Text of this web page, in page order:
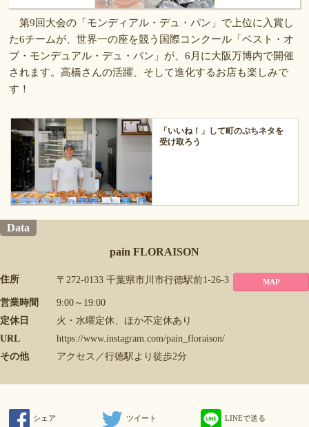
第9回大会の「モンディアル・デュ・パン」で上位に入賞し
た6チームが、世界一の座を競う国際コンクール「ベスト・オ
ブ・モンデュアル・デュ・パン」が、6月に大阪万博内で開催
されます。高橋さんの活躍、そして進化するお店も楽しみで
す！
「いいね！」して町のぷちネタを
受け取ろう
Data
pain FLORAISON
住所 〒272-0133 千葉県市川市行徳駅前1-26-3 MAP
営業時間
9:00～19:00
定休日
火・水曜定休、ほか不定休あり
URL
https://www.instagram.com/pain_floraison/
その他
アクセス／行徳駅より徒歩2分
シェア ツイート LINEで送る